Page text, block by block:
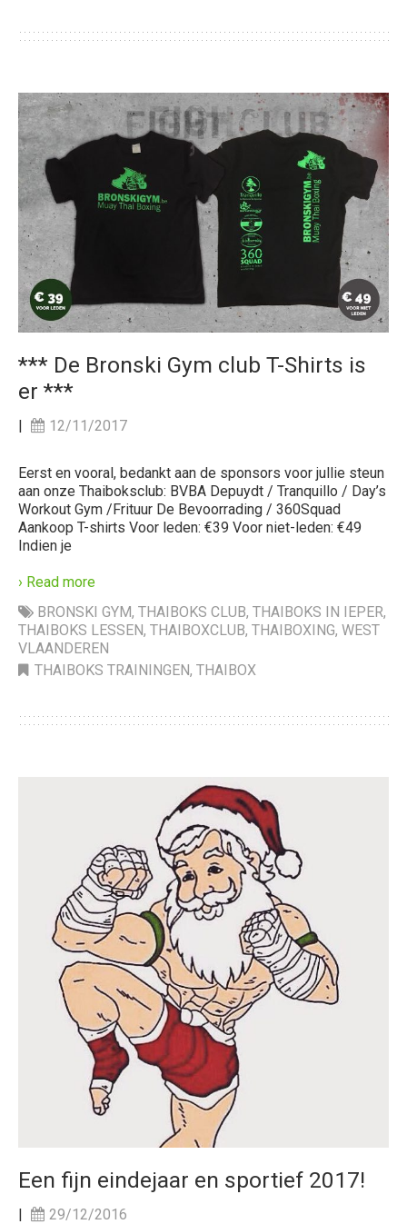
*** De Bronski Gym club T-Shirts is
er ***
| 12/11/2017
Eerst en vooral, bedankt aan de sponsors voor jullie steun
aan onze Thaiboksclub: BVBA Depuydt / Tranquillo / Day’s
Workout Gym /Frituur De Bevoorrading / 360Squad
Aankoop T-shirts Voor leden: €39 Voor niet-leden: €49
Indien je
› Read more
BRONSKI GYM, THAIBOKS CLUB, THAIBOKS IN IEPER,
THAIBOKS LESSEN, THAIBOXCLUB, THAIBOXING, WEST
VLAANDEREN
THAIBOKS TRAININGEN, THAIBOX
Een fijn eindejaar en sportief 2017!
| 29/12/2016